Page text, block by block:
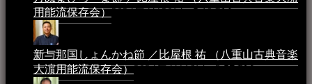
用能流保存会）2024年4月20日 - 5:19 PM
新与那国しょんかね節 ／比屋根 祐 （八重山古典音楽
大濵用能流保存会）2024年4月16日 - 3:57 PM